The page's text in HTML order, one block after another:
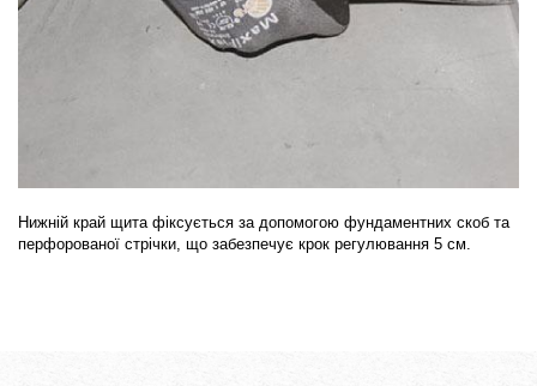
Нижній край щита фіксується за допомогою фундаментних скоб та
перфорованої стрічки, що забезпечує крок регулювання 5 см.